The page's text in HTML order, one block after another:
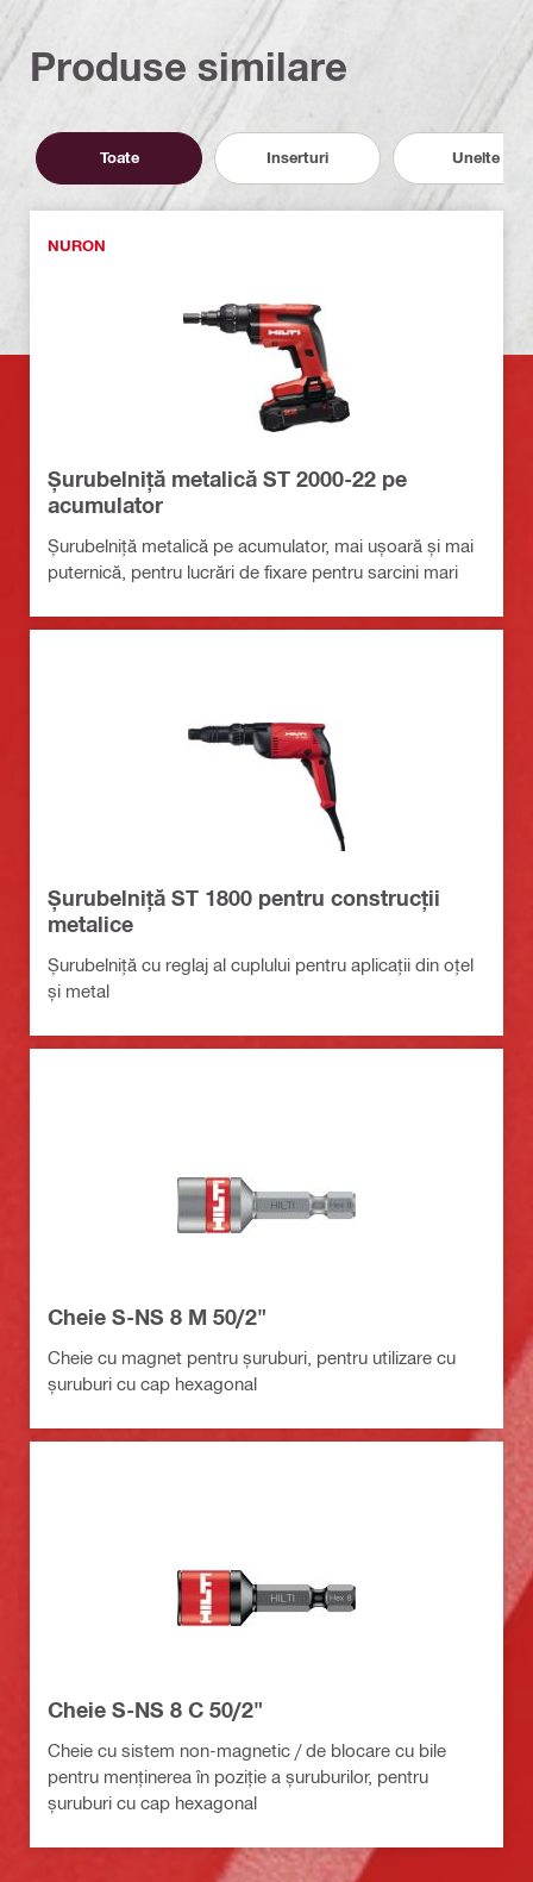
Produse similare
Toate Inserturi Unelte
NURON
Șurubelniță metalică ST 2000-22 pe
acumulator
Șurubelniță metalică pe acumulator, mai ușoară și mai
puternică, pentru lucrări de fixare pentru sarcini mari
Șurubelniță ST 1800 pentru construcții
metalice
Șurubelniță cu reglaj al cuplului pentru aplicații din oțel
și metal
Cheie S-NS 8 M 50/2"
Cheie cu magnet pentru șuruburi, pentru utilizare cu
șuruburi cu cap hexagonal
Cheie S-NS 8 C 50/2"
Cheie cu sistem non-magnetic / de blocare cu bile
pentru menținerea în poziție a șuruburilor, pentru
șuruburi cu cap hexagonal